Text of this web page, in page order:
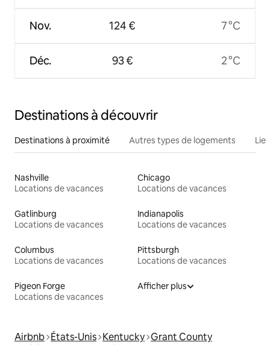
Nov.
Déc.
124 €
93 €
7 °C
2 °C
Destinations à découvrir
Destinations à proximité Autres types de logements
Nashville
Locations de vacances
Chicago
Locations de vacances
Gatlinburg
Locations de vacances
Indianapolis
Locations de vacances
Columbus
Locations de vacances
Pittsburgh
Locations de vacances
Pigeon Forge
Locations de vacances
Afficher plus
Airbnb États-Unis Kentucky Grant County